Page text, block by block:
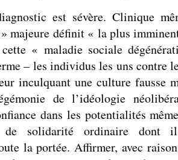
est sévère. Clinique
majeure définit « la plus
« maladie sociale
– les individus les uns contre
inculquant une culture fausse
de l’idéologie
dans les potentialités
solidarité ordinaire dont il
la portée. Affirmer, avec